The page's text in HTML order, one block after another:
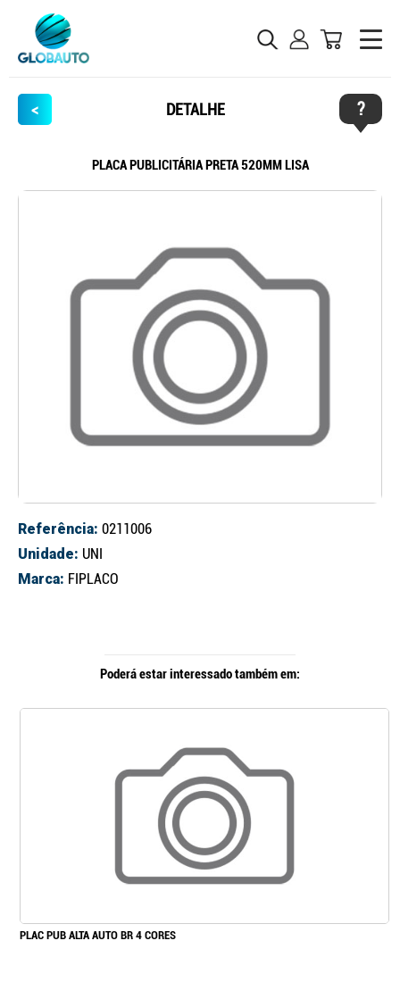
< DETALHE ?
PLACA PUBLICITÁRIA PRETA 520MM LISA
Referência: 0211006
Unidade: UNI
Marca: FIPLACO
Poderá estar interessado também em:
PLAC PUB ALTA AUTO BR 4 CORES